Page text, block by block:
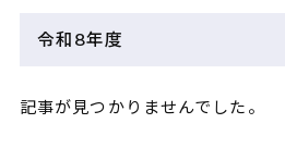
令和8年度
記事が見つかりませんでした。